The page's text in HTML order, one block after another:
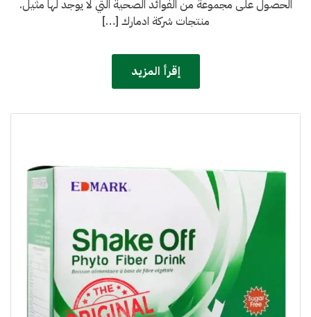
الحصول على مجموعة من الفوائد الصحية التي لا يوجد لها مثيل.
منتجات شركة ادمارك […]
إقرأ المزيد